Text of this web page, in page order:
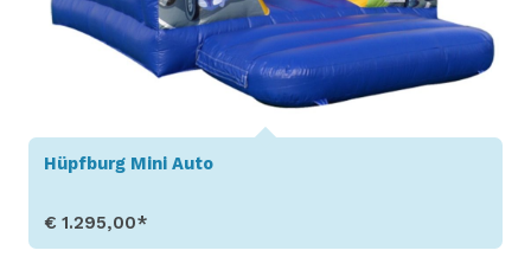
Hüpfburg Mini Auto
€ 1.295,00*